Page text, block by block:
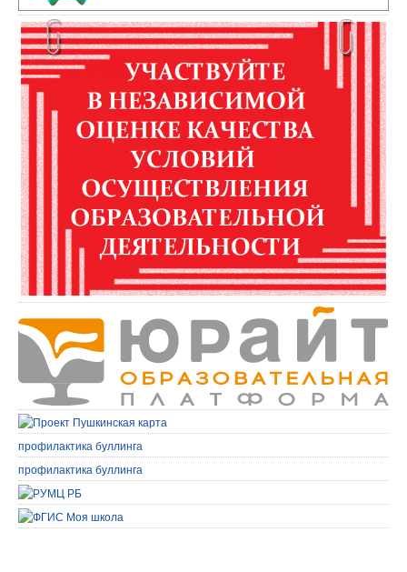
профилактика буллинга
профилактика буллинга